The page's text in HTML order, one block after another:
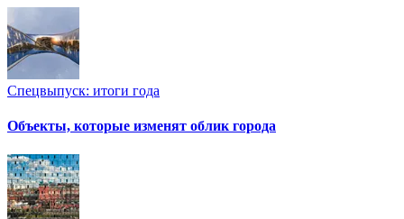
Спецвыпуск: итоги года
Объекты, которые изменят облик города